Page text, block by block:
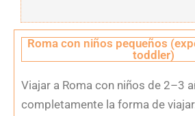
Roma con niños pequeños
toddler)
Viajar a Roma con niños de 2–3
completamente la forma de